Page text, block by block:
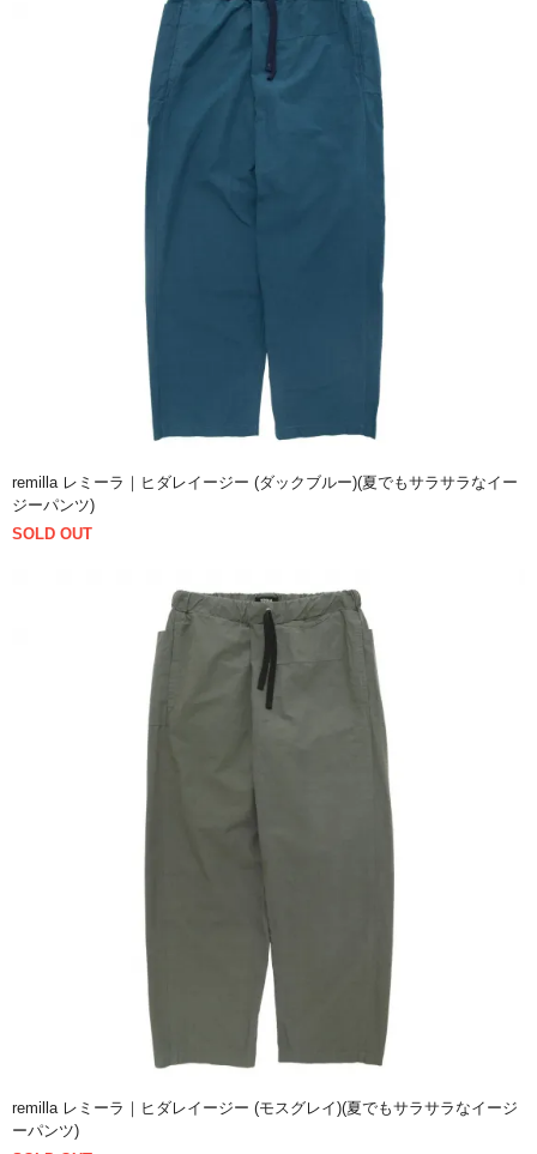
remilla レミーラ｜ヒダレイージー (ダックブルー)(夏でもサラサラなイー
ジーパンツ)
SOLD OUT
remilla レミーラ｜ヒダレイージー (モスグレイ)(夏でもサラサラなイージ
ーパンツ)